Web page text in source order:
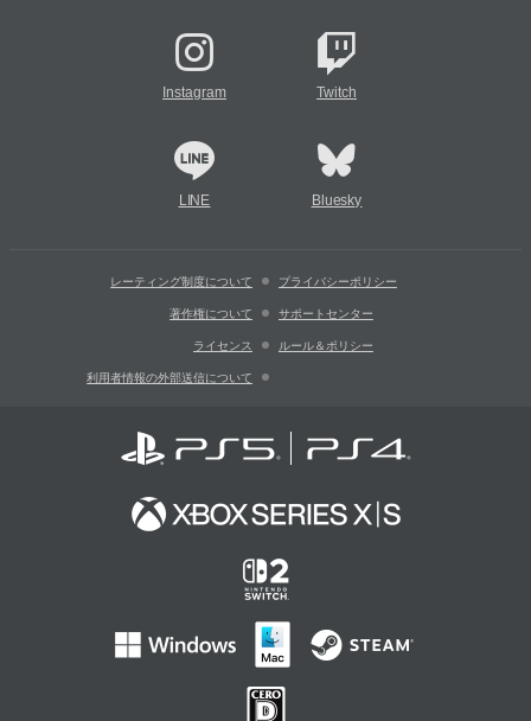
Instagram Twitch
LINE Bluesky
レーティング制度について プライバシーポリシー
著作権について サポートセンター
ライセンス ルール＆ポリシー
利用者情報の外部送信について